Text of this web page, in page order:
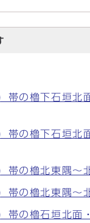
の櫓下石垣北
の櫓下石垣北
の櫓北東隅～
の櫓北東隅～
の櫓石垣北面